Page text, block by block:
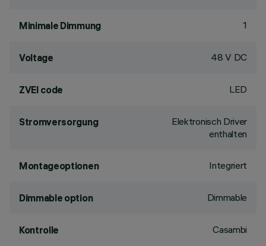
Minimale Dimmung 1
Voltage 48 V DC
ZVEI code LED
Stromversorgung
Elektronisch Driver
enthalten
Montageoptionen Integriert
Dimmable option Dimmable
Kontrolle Casambi